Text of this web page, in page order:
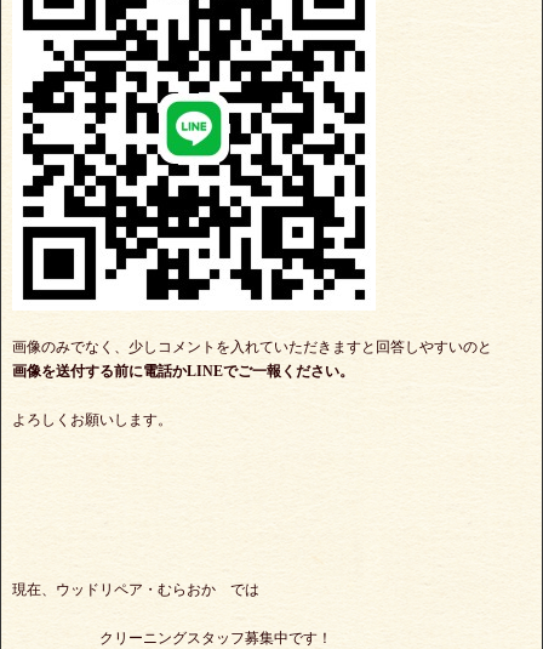
画像のみでなく、少しコメントを入れていただきますと回答しやすいのと
画像を送付する前に電話かLINEでご一報ください。
よろしくお願いします。
現在、ウッドリペア・むらおか では
クリーニングスタッフ募集中です！